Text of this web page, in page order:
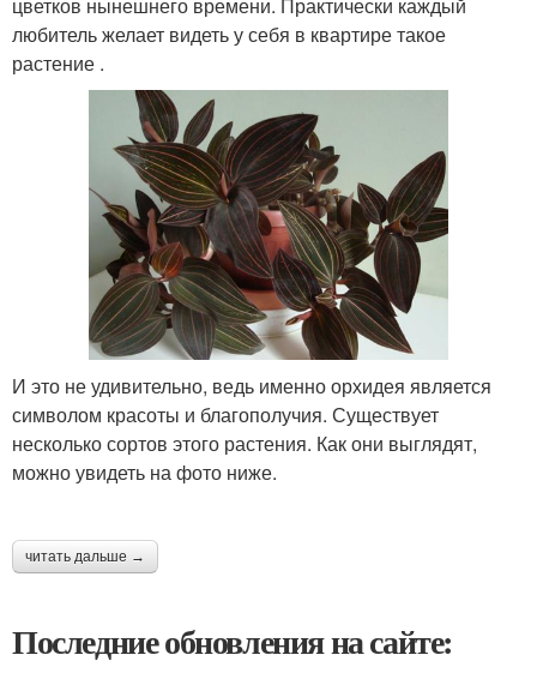
цветков нынешнего времени. Практически каждый
любитель желает видеть у себя в квартире такое
растение .
И это не удивительно, ведь именно орхидея является
символом красоты и благополучия. Существует
несколько сортов этого растения. Как они выглядят,
можно увидеть на фото ниже.
читать дальше →
Последние обновления на сайте: